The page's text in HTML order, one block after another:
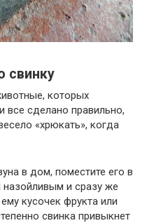
свинку
которых
все сделано правильно,
«хрюкать», когда
в дом, поместите его в
и сразу же
кусочек фрукта или
свинка привыкнет